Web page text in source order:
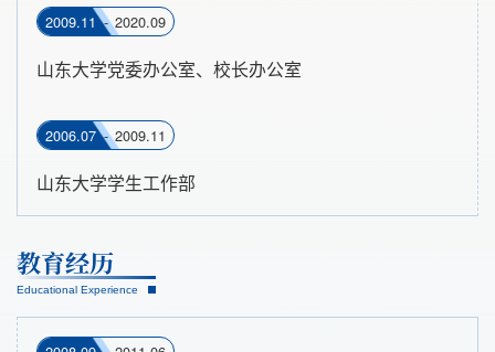
2009.11 - 2020.09
山东大学党委办公室、校长办公室
2006.07 - 2009.11
山东大学学生工作部
教育经历
Educational Experience